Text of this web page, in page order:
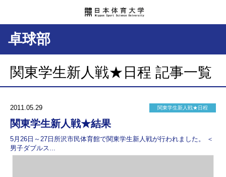
卓球部
関東学生新人戦★日程 記事一覧
2011.05.29 関東学生新人戦★日程
関東学生新人戦★結果
5月26日～27日所沢市民体育館で関東学生新人戦が行われました。 ＜
男子ダブルス...